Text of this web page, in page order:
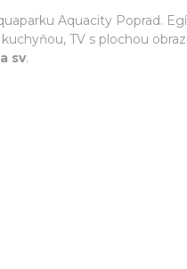
Aquacity Poprad.
TV s plochou
sv.